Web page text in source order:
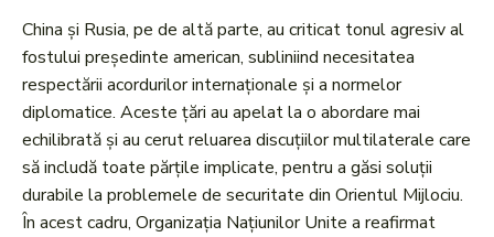
China și Rusia, pe de altă parte, au criticat tonul agresiv al
fostului președinte american, subliniind necesitatea
respectării acordurilor internaționale și a normelor
diplomatice. Aceste țări au apelat la o abordare mai
echilibrată și au cerut reluarea discuțiilor multilaterale care
să includă toate părțile implicate, pentru a găsi soluții
durabile la problemele de securitate din Orientul Mijlociu.
În acest cadru, Organizația Națiunilor Unite a reafirmat